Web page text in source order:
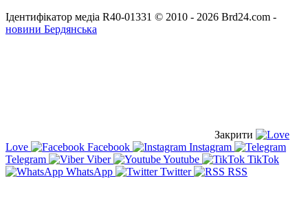
Ідентифікатор медіа R40-01331 © 2010 - 2026 Brd24.com -
новини Бердянська
Закрити
Love
Facebook
Instagram
Telegram
Viber Youtube
TikTok
WhatsApp
Twitter RSS